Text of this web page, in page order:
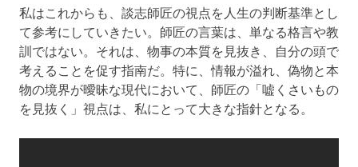
私はこれからも、談志師匠の視点を人生の判断基準とし
て参考にしていきたい。師匠の言葉は、単なる格言や教
訓ではない。それは、物事の本質を見抜き、自分の頭で
考えることを促す指南だ。特に、情報が溢れ、偽物と本
物の境界が曖昧な現代において、師匠の「嘘くさいもの
を見抜く」視点は、私にとって大きな指針となる。